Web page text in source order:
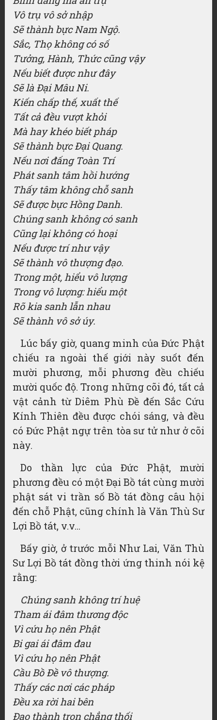
Vô trụ vô sở nhập
Sẽ thành bực Nam Ngộ.
Sắc, Thọ không có số
Tưởng, Hành, Thức cũng vậy
Nếu biết được như đây
Sẽ là Đại Mâu Ni.
Kiến chấp thế, xuất thế
Tất cả đều vượt khỏi
Mà hay khéo biết pháp
Sẽ thành bực Đại Quang.
Nếu nơi đấng Toàn Trí
Phát sanh tâm hồi hướng
Thấy tâm không chỗ sanh
Sẽ được bực Hồng Danh.
Chúng sanh không có sanh
Cũng lại không có hoại
Nếu được trí như vậy
Sẽ thành vô thượng đạo.
Trong một, hiểu vô lượng
Trong vô lượng: hiểu một
Rõ kia sanh lẫn nhau
Sẽ thành vô sở úy.
Lúc bấy giờ, quang minh của Đức Phật
chiếu ra ngoài thế giới này suốt đến
mười phương, mỗi phương đều chiếu
mười quốc độ. Trong những cõi đó, tất cả
vật cảnh từ Diêm Phù Đề đến Sắc Cứu
Kính Thiên đều được chói sáng, và đều
có Đức Phật ngự trên tòa sư tử như ở cõi
này.
Do thần lực của Đức Phật, mười
phương đều có một Đại Bồ tát cùng mười
phật sát vi trần số Bồ tát đồng câu hội
đến chỗ Phật, cũng chính là Văn Thù Sư
Lợi Bồ tát, v.v…
Bấy giờ, ở trước mỗi Như Lai, Văn Thù
Sư Lợi Bồ tát đồng thời ứng thinh nói kệ
rằng:
Chúng sanh không trí huệ
Tham ái đâm thương độc
Vì cứu họ nên Phật
Bi gai ái đâm đau
Vì cứu họ nên Phật
Cầu Bồ Đề vô thượng.
Thấy các nơi các pháp
Đều xa rời hai bên
Đạo thành trọn chẳng thối